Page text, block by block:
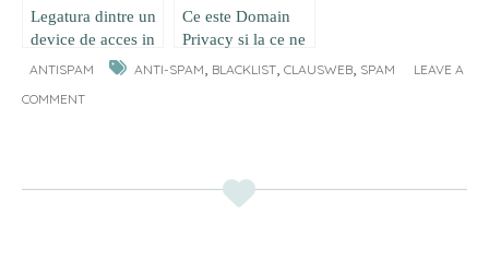
Legatura dintre un
device de acces in
contul hosting si
doua
Ce este Domain
Privacy si la ce ne
ajuta ?
ANTISPAM ANTI-SPAM BLACKLIST CLAUSWEB SPAM
LEAVE A
COMMENT